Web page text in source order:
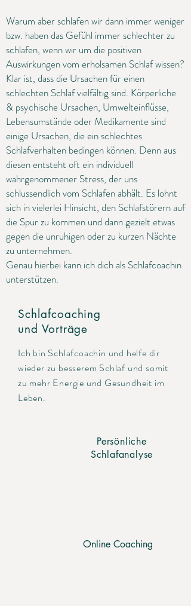
Warum aber schlafen wir dann immer weniger
bzw. haben das Gefühl immer schlechter zu
schlafen, wenn wir um die positiven
Auswirkungen vom erholsamen Schlaf wissen?
Klar ist, dass die Ursachen für einen
schlechten Schlaf vielfältig sind. Körperliche
& psychische Ursachen, Umwelteinflüsse,
Lebensumstände oder Medikamente sind
einige Ursachen, die ein schlechtes
Schlafverhalten bedingen können. Denn aus
diesen entsteht oft ein individuell
wahrgenommener Stress, der uns
schlussendlich vom Schlafen abhält. Es lohnt
sich in vielerlei Hinsicht, den Schlafstörern auf
die Spur zu kommen und dann gezielt etwas
gegen die unruhigen oder zu kurzen Nächte
zu unternehmen.
Genau hierbei kann ich dich als Schlafcoachin
unterstützen.
Schlafcoaching
und Vorträge
Ich bin Schlafcoachin und helfe dir
wieder zu besserem Schlaf und somit
zu mehr Energie und Gesundheit im
Leben.
Persönliche
Schlafanalyse
Online Coaching